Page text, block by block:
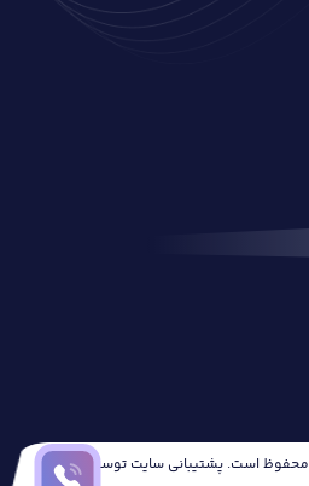
محفوظ است. پشتیبانی سایت توسط وب